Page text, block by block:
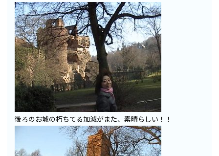
後ろのお城の朽ちてる加減がまた、素晴らしい！！